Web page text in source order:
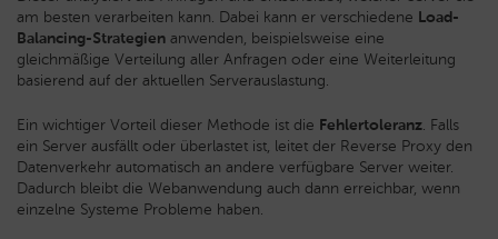
am besten verarbeiten kann. Dabei kann er verschiedene Load-
Balancing-Strategien anwenden, beispielsweise eine
gleichmäßige Verteilung aller Anfragen oder eine Weiterleitung
basierend auf der aktuellen Serverauslastung.
Ein wichtiger Vorteil dieser Methode ist die Fehlertoleranz. Falls
ein Server ausfällt oder überlastet ist, leitet der Reverse Proxy den
Datenverkehr automatisch an andere verfügbare Server weiter.
Dadurch bleibt die Webanwendung auch dann erreichbar, wenn
einzelne Systeme Probleme haben.